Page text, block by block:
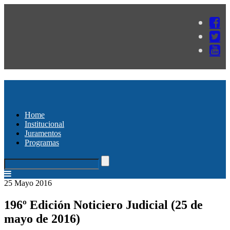
Home
Institucional
Juramentos
Programas
25 Mayo 2016
196º Edición Noticiero Judicial (25 de
mayo de 2016)